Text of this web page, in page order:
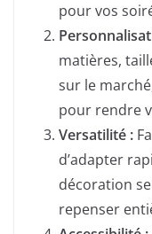
pour vos
matières,
sur le
pour rendre
Versatilité :
d’adapter
décoration
repenser